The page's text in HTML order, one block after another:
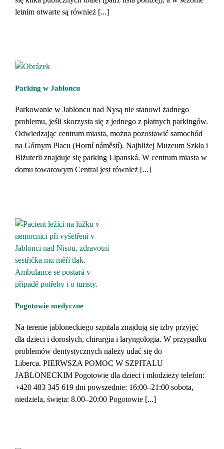
letnim otwarte są również [...]
Parking w Jabloncu
Parkowanie w Jabloncu nad Nysą nie stanowi żadnego
problemu, jeśli skorzysta się z jednego z płatnych parkingów.
Odwiedzając centrum miasta, można pozostawić samochód
na Górnym Placu (Horní náměstí). Najbliżej Muzeum Szkła i
Biżuterii znajduje się parking Lipanská. W centrum miasta w
domu towarowym Central jest również [...]
Pogotowie medyczne
Na terenie jabloneckiego szpitala znajdują się izby przyjęć
dla dzieci i dorosłych, chirurgia i laryngologia. W przypadku
problemów dentystycznych należy udać się do
Liberca. PIERWSZA POMOC W SZPITALU
JABLONECKIM Pogotowie dla dzieci i młodzieży telefon:
+420 483 345 619 dni powszednie: 16:00–21:00 sobota,
niedziela, święta: 8.00–20:00 Pogotowie [...]